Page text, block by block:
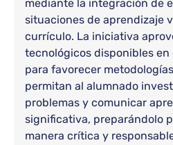
mediante la integración de
situaciones de aprendizaje
currículo. La iniciativa
tecnológicos disponibles en
para favorecer
permitan al alumnado
problemas y comunicar
significativa, preparándolo
manera crítica y